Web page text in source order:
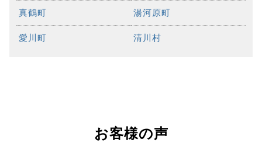
真鶴町 湯河原町
愛川町 清川村
お客様の声